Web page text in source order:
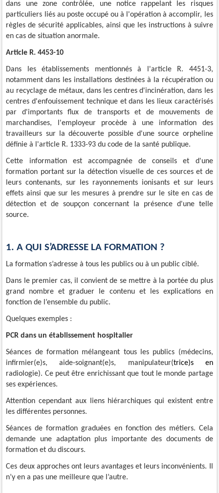
dans une zone contrôlée, une notice rappelant les risques
particuliers liés au poste occupé ou à l'opération à accomplir, les
règles de sécurité applicables, ainsi que les instructions à suivre
en cas de situation anormale.
Article R. 4453-10
Dans les établissements mentionnés à l'article R. 4451-3,
notamment dans les installations destinées à la récupération ou
au recyclage de métaux, dans les centres d'incinération, dans les
centres d'enfouissement technique et dans les lieux caractérisés
par d'importants flux de transports et de mouvements de
marchandises, l'employeur procède à une information des
travailleurs sur la découverte possible d'une source orpheline
définie à l'article R. 1333-93 du code de la santé publique.
Cette information est accompagnée de conseils et d'une
formation portant sur la détection visuelle de ces sources et de
leurs contenants, sur les rayonnements ionisants et sur leurs
effets ainsi que sur les mesures à prendre sur le site en cas de
détection et de soupçon concernant la présence d'une telle
source.
1. A QUI S’ADRESSE LA FORMATION ?
La formation s’adresse à tous les publics ou à un public ciblé.
Dans le premier cas, il convient de se mettre à la portée du plus
grand nombre et graduer le contenu et les explications en
fonction de l’ensemble du public.
Quelques exemples :
PCR dans un établissement hospitalier
Séances de formation mélangeant tous les publics (médecins,
infirmier(e)s, aide-soignant(e)s, manipulateur(trice)s en
radiologie). Ce peut être enrichissant que tout le monde partage
ses expériences.
Attention cependant aux liens hiérarchiques qui existent entre
les différentes personnes.
Séances de formation graduées en fonction des métiers. Cela
demande une adaptation plus importante des documents de
formation et du discours.
Ces deux approches ont leurs avantages et leurs inconvénients. Il
n’y en a pas une meilleure que l’autre.